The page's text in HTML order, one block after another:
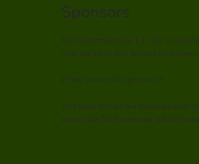
Sponsors
De concertband van K.F. De
hele jaar door vlot draaien en
// Hier komen de sponsors //
Wie onze fanfare wil ondersteunen
ervoor dat De Toonkunst ook de